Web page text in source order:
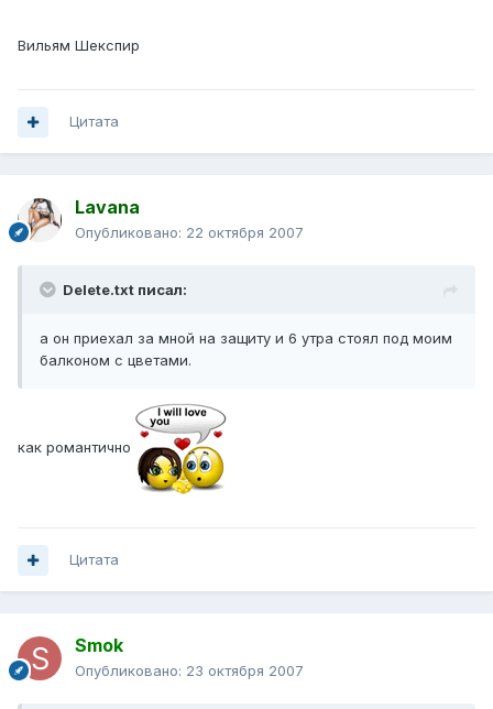
Вильям Шекспир
Цитата
Lavana
Опубликовано: 22 октября 2007
Delete.txt писал:
а он приехал за мной на защиту и 6 утра стоял под моим
балконом с цветами.
как романтично
Цитата
Smok
Опубликовано: 23 октября 2007